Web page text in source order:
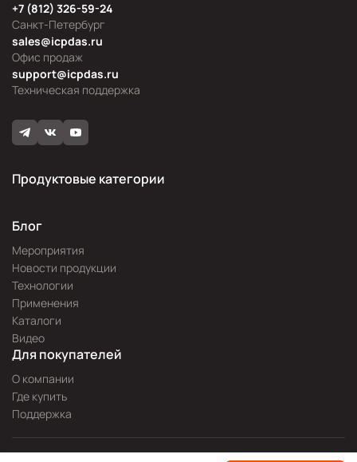
Офис продаж
sales@icpdas.ru
Санкт-Петербург
+7 (812) 326-59-24
Техническая поддержка
support@icpdas.ru
Продуктовые категории
Блог
Мероприятия
Новости продукции
Технологии
Применения
Каталоги
Видео
Для покупателей
О компании
Где купить
Поддержка
Pitch